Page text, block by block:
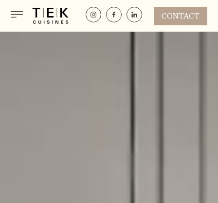
CONTACT